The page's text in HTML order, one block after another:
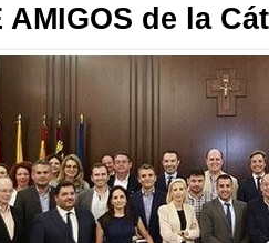
AMIGOS de la